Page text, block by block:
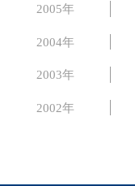
2005年
2004年
2003年
2002年